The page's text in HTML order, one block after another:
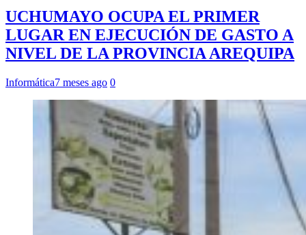
UCHUMAYO OCUPA EL PRIMER
LUGAR EN EJECUCIÓN DE GASTO A
NIVEL DE LA PROVINCIA AREQUIPA
Informática7 meses ago 0